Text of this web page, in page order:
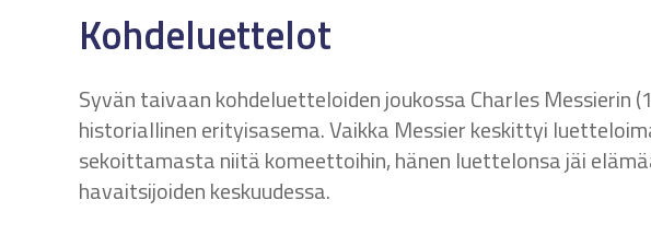
Kohdeluettelot
Syvän taivaan kohdeluetteloiden joukossa Charles Messierin
historiallinen erityisasema. Vaikka Messier keskittyi
sekoittamasta niitä komeettoihin, hänen luettelonsa jäi
havaitsijoiden keskuudessa.